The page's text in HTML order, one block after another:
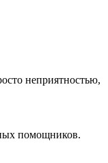
неприятностью,
помощников.